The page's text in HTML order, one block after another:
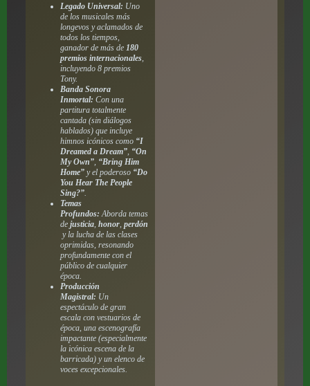
Legado Universal: Uno
de los musicales más
longevos y aclamados de
todos los tiempos,
ganador de más de 180
premios internacionales,
incluyendo 8 premios
Tony.
Banda Sonora
Inmortal: Con una
partitura totalmente
cantada (sin diálogos
hablados) que incluye
himnos icónicos como “I
Dreamed a Dream”, “On
My Own”, “Bring Him
Home”y el poderoso “Do
You Hear The People
Sing?”.
Temas
Profundos: Aborda temas
de justicia, honor, perdón
y la lucha de las clases
oprimidas, resonando
profundamente con el
público de cualquier
época.
Producción
Magistral: Un
espectáculo de gran
escala con vestuarios de
época, una escenografía
impactante (especialmente
la icónica escena de la
barricada) y un elenco de
voces excepcionales.